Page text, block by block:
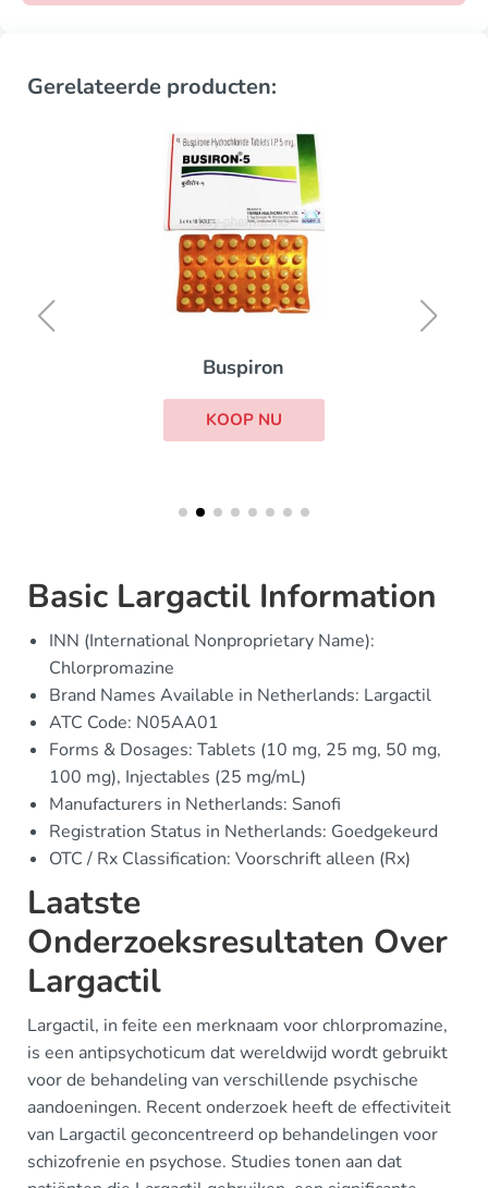
Gerelateerde producten:
Buspiron
KOOP NU
Basic Largactil Information
INN (International Nonproprietary Name):
Chlorpromazine
Brand Names Available in Netherlands: Largactil
ATC Code: N05AA01
Forms & Dosages: Tablets (10 mg, 25 mg, 50 mg,
100 mg), Injectables (25 mg/mL)
Manufacturers in Netherlands: Sanofi
Registration Status in Netherlands: Goedgekeurd
OTC / Rx Classification: Voorschrift alleen (Rx)
Laatste
Onderzoeksresultaten Over
Largactil
Largactil, in feite een merknaam voor chlorpromazine,
is een antipsychoticum dat wereldwijd wordt gebruikt
voor de behandeling van verschillende psychische
aandoeningen. Recent onderzoek heeft de effectiviteit
van Largactil geconcentreerd op behandelingen voor
schizofrenie en psychose. Studies tonen aan dat